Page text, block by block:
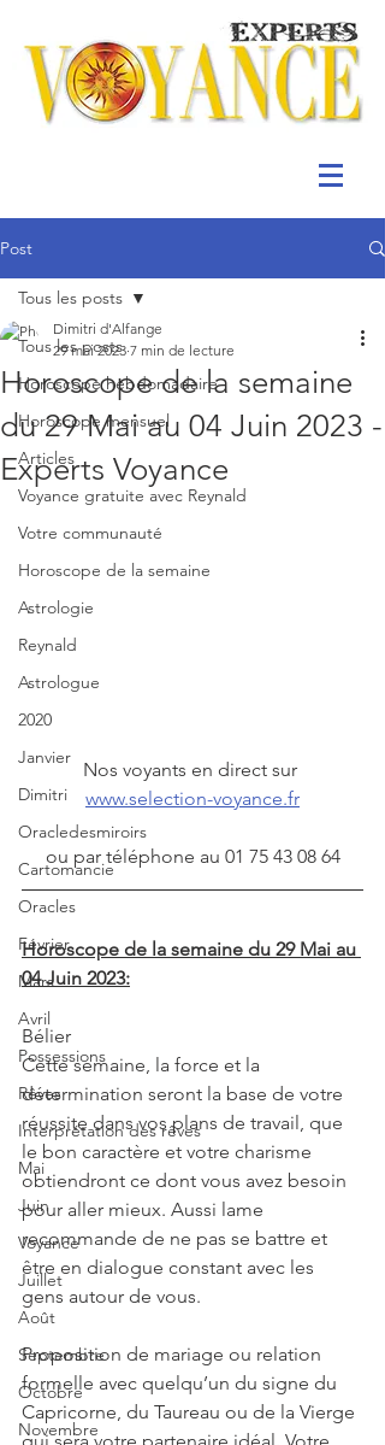
Post
Tous les posts
Horoscope hebdomadaire
Horoscope mensuel
Articles
Voyance gratuite avec Reynald
Votre communauté
Horoscope de la semaine
Astrologie
Reynald
Astrologue
2020
Janvier
Dimitri
Oracledesmiroirs
Cartomancie
Oracles
Février
Mars
Avril
Possessions
Rêves
Interprétation des rêves
Mai
Juin
Voyance
Juillet
Août
Septembre
Octobre
Novembre
Tous les posts
Horoscope de la semaine
du 29 Mai au 04 Juin 2023 -
Experts Voyance
Dimitri d'Alfange
29 mai 2023 7 min de lecture
Nos voyants en direct sur
www.selection-voyance.fr
ou par téléphone au 01 75 43 08 64
Horoscope de la semaine du 29 Mai au
04 Juin 2023:
Bélier
Cette semaine, la force et la
détermination seront la base de votre
réussite dans vos plans de travail, que
le bon caractère et votre charisme
obtiendront ce dont vous avez besoin
pour aller mieux. Aussi lame
recommande de ne pas se battre et
être en dialogue constant avec les
gens autour de vous.
Proposition de mariage ou relation
formelle avec quelqu’un du signe du
Capricorne, du Taureau ou de la Vierge